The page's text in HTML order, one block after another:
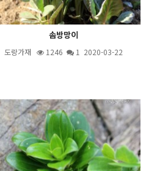
솜방망이
도랑가재 1246 1 2020-03-22